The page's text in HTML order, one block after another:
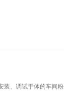
装、调试于体的车间